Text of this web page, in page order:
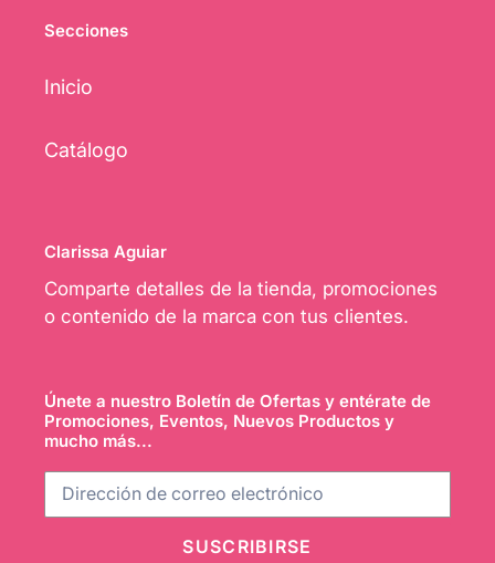
Secciones
Inicio
Catálogo
Clarissa Aguiar
Comparte detalles de la tienda, promociones
o contenido de la marca con tus clientes.
Únete a nuestro Boletín de Ofertas y entérate de
Promociones, Eventos, Nuevos Productos y
mucho más...
SUSCRIBIRSE